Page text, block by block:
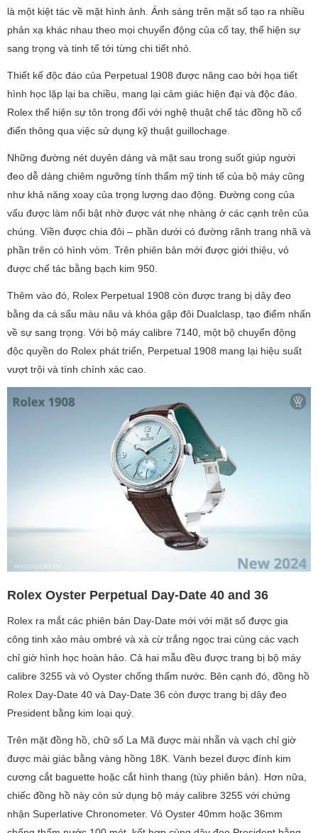
là một kiệt tác về mặt hình ảnh. Ánh sáng trên mặt số tạo ra nhiều
phản xạ khác nhau theo mọi chuyển động của cổ tay, thể hiện sự
sang trọng và tinh tế tới từng chi tiết nhỏ.
Thiết kế độc đáo của Perpetual 1908 được nâng cao bởi họa tiết
hình học lặp lại ba chiều, mang lại cảm giác hiện đại và độc đáo.
Rolex thể hiện sự tôn trọng đối với nghệ thuật chế tác đồng hồ cổ
điển thông qua việc sử dụng kỹ thuật guillochage.
Những đường nét duyên dáng và mặt sau trong suốt giúp người
đeo dễ dàng chiêm ngưỡng tính thẩm mỹ tinh tế của bộ máy cũng
như khả năng xoay của trọng lượng dao động. Đường cong của
vấu được làm nổi bật nhờ được vát nhẹ nhàng ở các cạnh trên của
chúng. Viền được chia đôi – phần dưới có đường rãnh trang nhã và
phần trên có hình vòm. Trên phiên bản mới được giới thiệu, vỏ
được chế tác bằng bạch kim 950.
Thêm vào đó, Rolex Perpetual 1908 còn được trang bị dây đeo
bằng da cá sấu màu nâu và khóa gập đôi Dualclasp, tạo điểm nhấn
về sự sang trọng. Với bộ máy calibre 7140, một bộ chuyển động
độc quyền do Rolex phát triển, Perpetual 1908 mang lại hiệu suất
vượt trội và tính chính xác cao.
Rolex Oyster Perpetual Day-Date 40 and 36
Rolex ra mắt các phiên bản Day-Date mới với mặt số được gia
công tinh xảo màu ombré và xà cừ trắng ngọc trai cùng các vạch
chỉ giờ hình học hoàn hảo. Cả hai mẫu đều được trang bị bộ máy
calibre 3255 và vỏ Oyster chống thấm nước. Bên cạnh đó, đồng hồ
Rolex Day-Date 40 và Day-Date 36 còn được trang bị dây đeo
President bằng kim loại quý.
Trên mặt đồng hồ, chữ số La Mã được mài nhẵn và vạch chỉ giờ
được mài giác bằng vàng hồng 18K. Vành bezel được đính kim
cương cắt baguette hoặc cắt hình thang (tùy phiên bản). Hơn nữa,
chiếc đồng hồ này còn sử dụng bộ máy calibre 3255 với chứng
nhận Superlative Chronometer. Vỏ Oyster 40mm hoặc 36mm